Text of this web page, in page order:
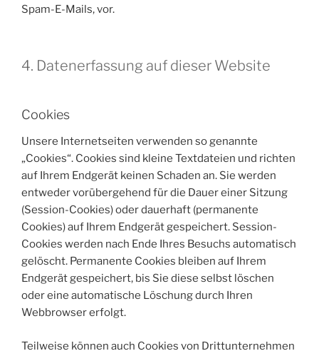
Spam-E-Mails, vor.
4. Datenerfassung auf dieser Website
Cookies
Unsere Internetseiten verwenden so genannte
„Cookies“. Cookies sind kleine Textdateien und richten
auf Ihrem Endgerät keinen Schaden an. Sie werden
entweder vorübergehend für die Dauer einer Sitzung
(Session-Cookies) oder dauerhaft (permanente
Cookies) auf Ihrem Endgerät gespeichert. Session-
Cookies werden nach Ende Ihres Besuchs automatisch
gelöscht. Permanente Cookies bleiben auf Ihrem
Endgerät gespeichert, bis Sie diese selbst löschen
oder eine automatische Löschung durch Ihren
Webbrowser erfolgt.
Teilweise können auch Cookies von Drittunternehmen